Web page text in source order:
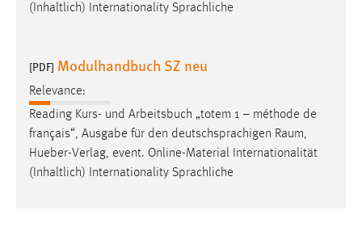
(Inhaltlich) Internationality Sprachliche
[PDF] Modulhandbuch SZ neu
Relevance:
Reading Kurs- und Arbeitsbuch „totem 1 – méthode de
français“, Ausgabe für den deutschsprachigen Raum,
Hueber-Verlag, event. Online-Material Internationalität
(Inhaltlich) Internationality Sprachliche